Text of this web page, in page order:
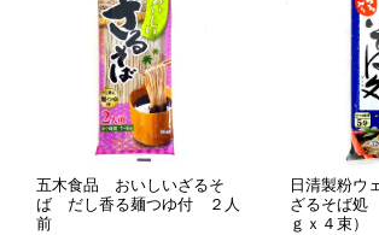
五木食品 おいしいざるそ
ば だし香る麺つゆ付 ２人
前
日清製粉
ざるそば処
ｇｘ４束）